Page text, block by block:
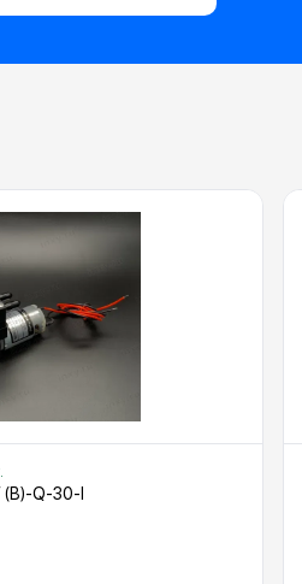
Q-30-I